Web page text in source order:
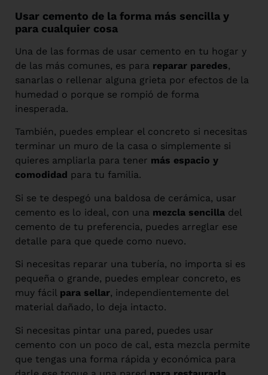
Usar cemento de la forma más sencilla y
para cualquier cosa
Una de las formas de usar cemento en tu hogar y
de las más comunes, es para reparar paredes,
sanarlas o rellenar alguna grieta por efectos de la
humedad o porque se rompió de forma
inesperada.
También, puedes emplear el concreto si necesitas
terminar un muro de la casa o simplemente si
quieres ampliarla para tener más espacio y
comodidad para tu familia.
Si se te despegó una baldosa de cerámica, usar
cemento es lo ideal, con una mezcla sencilla del
cemento de tu preferencia, puedes arreglar ese
detalle para que quede como nuevo.
Si necesitas reparar una tubería, no importa si es
pequeña o grande, puedes emplear concreto, es
muy fácil para sellar, independientemente del
material dañado, lo deja intacto.
Si necesitas pintar una pared, puedes usar
cemento con un poco de cal, esta mezcla permite
que tengas una forma rápida y económica para